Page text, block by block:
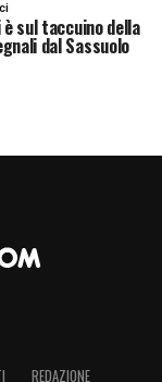
sul taccuino della
dal Sassuolo
REDAZIONE